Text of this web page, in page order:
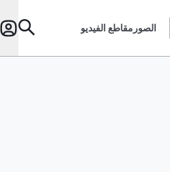
الصور مقاطع الفيديو